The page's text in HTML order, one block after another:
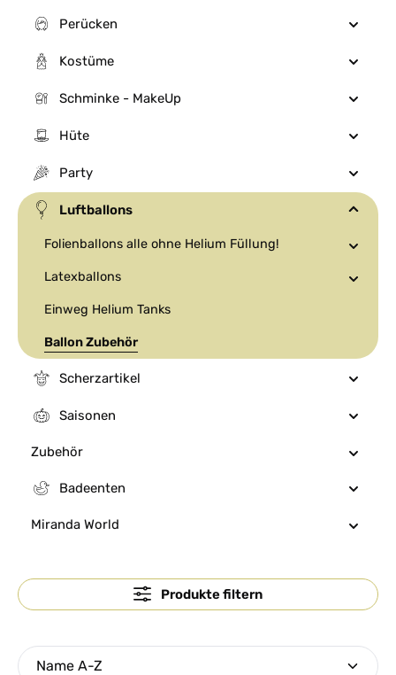
Perücken
Kostüme
Schminke - MakeUp
Hüte
Party
Luftballons
Folienballons alle ohne Helium Füllung!
Latexballons
Einweg Helium Tanks
Ballon Zubehör
Scherzartikel
Saisonen
Zubehör
Badeenten
Miranda World
Produkte filtern